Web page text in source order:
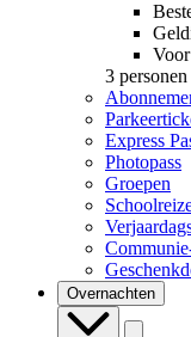
3 personen
Express
Photopass
Groepen
Overnachten